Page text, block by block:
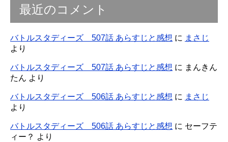
最近のコメント
バトルスタディーズ 507話 あらすじと感想 に まさじ
より
バトルスタディーズ 507話 あらすじと感想 に まんきん
たん より
バトルスタディーズ 506話 あらすじと感想 に まさじ
より
バトルスタディーズ 506話 あらすじと感想 に セーフテ
ィー？ より